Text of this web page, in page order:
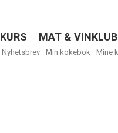
KURS MAT &
Nyhetsbrev Min kokebok Mine